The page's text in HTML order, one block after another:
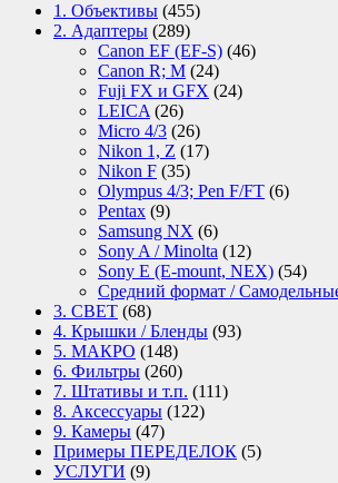
1. Объективы (455)
2. Адаптеры (289)
Canon EF (EF-S) (46)
Canon R; M (24)
Fuji FX и GFX (24)
LEICA (26)
Micro 4/3 (26)
Nikon 1, Z (17)
Nikon F (35)
Olympus 4/3; Pen F/FT (6)
Pentax (9)
Samsung NX (6)
Sony A / Minolta (12)
Sony E (E-mount, NEX) (54)
Средний формат /
3. СВЕТ (68)
4. Крышки / Бленды (93)
5. МАКРО (148)
6. Фильтры (260)
7. Штативы и т.п. (111)
8. Аксессуары (122)
9. Камеры (47)
Примеры ПЕРЕДЕЛОК (5)
УСЛУГИ (9)